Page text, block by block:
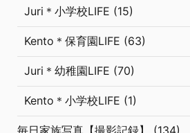
Juri＊小学校LIFE (15)
Kento＊保育園LIFE (63)
Juri＊幼稚園LIFE (70)
Kento＊小学校LIFE (1)
毎日家族写真【撮影記録】 (134)